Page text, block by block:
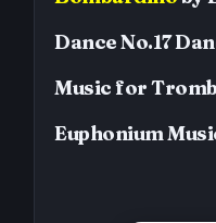
Dance No.17
Music for
Euphonium